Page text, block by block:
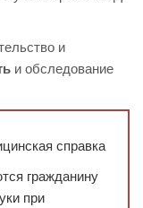
и
и обследование
справка
гражданину
при